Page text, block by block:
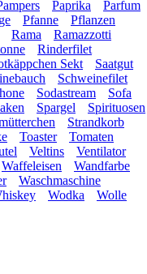
Paprika
Parfum
Pfanne
Pflanzen
Rama
Ramazzotti
Rinderfilet
Sekt
Saatgut
Schweinefilet
Sodastream
Sofa
Spargel
Spirituosen
Strandkorb
Toaster
Tomaten
Veltins
Ventilator
Waffeleisen
Wandfarbe
Waschmaschine
Wodka
Wolle